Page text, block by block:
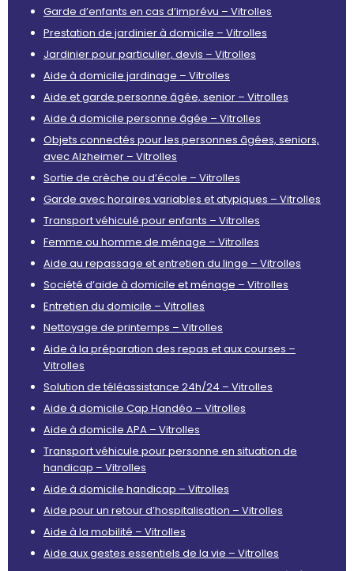
Garde d’enfants en cas d’imprévu – Vitrolles
Prestation de jardinier à domicile – Vitrolles
Jardinier pour particulier, devis – Vitrolles
Aide à domicile jardinage – Vitrolles
Aide et garde personne âgée, senior – Vitrolles
Aide à domicile personne âgée – Vitrolles
Objets connectés pour les personnes âgées, seniors,
avec Alzheimer – Vitrolles
Sortie de crèche ou d’école – Vitrolles
Garde avec horaires variables et atypiques – Vitrolles
Transport véhiculé pour enfants – Vitrolles
Femme ou homme de ménage – Vitrolles
Aide au repassage et entretien du linge – Vitrolles
Société d’aide à domicile et ménage – Vitrolles
Entretien du domicile – Vitrolles
Nettoyage de printemps – Vitrolles
Aide à la préparation des repas et aux courses –
Vitrolles
Solution de téléassistance 24h/24 – Vitrolles
Aide à domicile Cap Handéo – Vitrolles
Aide à domicile APA – Vitrolles
Transport véhicule pour personne en situation de
handicap – Vitrolles
Aide à domicile handicap – Vitrolles
Aide pour un retour d’hospitalisation – Vitrolles
Aide à la mobilité – Vitrolles
Aide aux gestes essentiels de la vie – Vitrolles